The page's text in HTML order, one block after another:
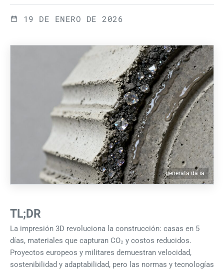
19 DE ENERO DE 2026
generata da ia
TL;DR
La impresión 3D revoluciona la construcción: casas en 5
días, materiales que capturan CO₂ y costos reducidos.
Proyectos europeos y militares demuestran velocidad,
sostenibilidad y adaptabilidad, pero las normas y tecnologías